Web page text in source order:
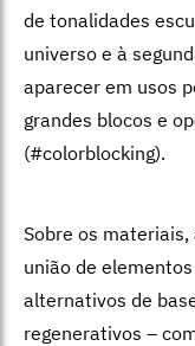
de tonalidades
universo e à
aparecer em usos
grandes blocos e
(#colorblocking).
Sobre os
união de
alternativos de
regenerativos –